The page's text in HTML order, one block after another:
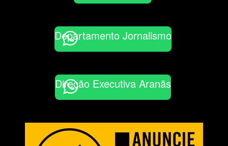
Departamento Jornalismo
Direção Executiva Aranãs